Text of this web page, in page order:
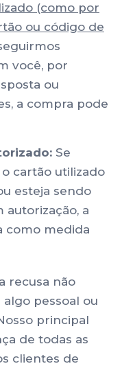
(como por
ou código de
você, por
ou
a compra pode
Se
cartão utilizado
esteja sendo
autorização, a
como medida
recusa não
pessoal ou
principal
de todas as
clientes de